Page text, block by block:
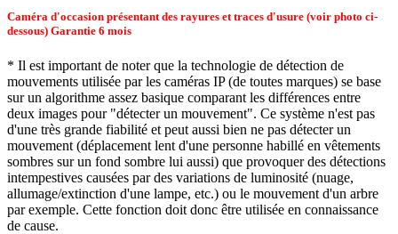
Caméra d'occasion présentant des rayures et traces d'usure (voir photo ci-
dessous) Garantie 6 mois
* Il est important de noter que la technologie de détection de
mouvements utilisée par les caméras IP (de toutes marques) se base
sur un algorithme assez basique comparant les différences entre
deux images pour "détecter un mouvement". Ce système n'est pas
d'une très grande fiabilité et peut aussi bien ne pas détecter un
mouvement (déplacement lent d'une personne habillé en vêtements
sombres sur un fond sombre lui aussi) que provoquer des détections
intempestives causées par des variations de luminosité (nuage,
allumage/extinction d'une lampe, etc.) ou le mouvement d'un arbre
par exemple. Cette fonction doit donc être utilisée en connaissance
de cause.